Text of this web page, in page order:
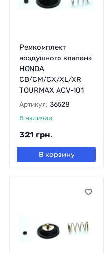
Ремкомплект
воздушного клапана
HONDA
CB/CM/CX/XL/XR
TOURMAX ACV-101
Артикул: 36528
В наличии
321 грн.
В корзину